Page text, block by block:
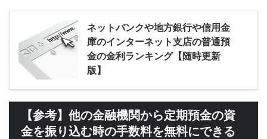
ネットバンクや地方銀行や信用金
庫のインターネット支店の普通預
金の金利ランキング【随時更新
版】
【参考】他の金融機関から定期預金の資
金を振り込む時の手数料を無料にできる